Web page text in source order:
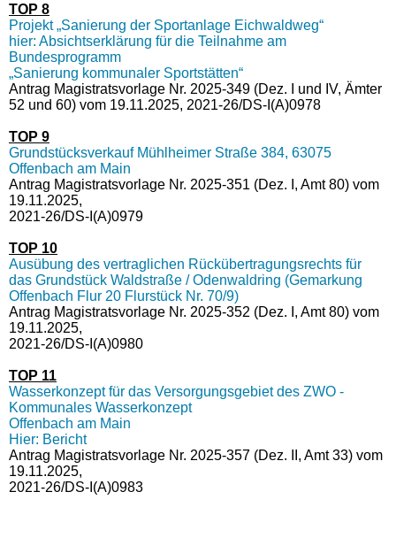
TOP 8
Projekt „Sanierung der Sportanlage Eichwaldweg“
hier: Absichtserklärung für die Teilnahme am
Bundesprogramm
„Sanierung kommunaler Sportstätten“
Antrag Magistratsvorlage Nr. 2025-349 (Dez. I und IV, Ämter
52 und 60) vom 19.11.2025, 2021-26/DS-I(A)0978
TOP 9
Grundstücksverkauf Mühlheimer Straße 384, 63075
Offenbach am Main
Antrag Magistratsvorlage Nr. 2025-351 (Dez. I, Amt 80) vom
19.11.2025,
2021-26/DS-I(A)0979
TOP 10
Ausübung des vertraglichen Rückübertragungsrechts für
das Grundstück Waldstraße / Odenwaldring (Gemarkung
Offenbach Flur 20 Flurstück Nr. 70/9)
Antrag Magistratsvorlage Nr. 2025-352 (Dez. I, Amt 80) vom
19.11.2025,
2021-26/DS-I(A)0980
TOP 11
Wasserkonzept für das Versorgungsgebiet des ZWO -
Kommunales Wasserkonzept
Offenbach am Main
Hier: Bericht
Antrag Magistratsvorlage Nr. 2025-357 (Dez. II, Amt 33) vom
19.11.2025,
2021-26/DS-I(A)0983